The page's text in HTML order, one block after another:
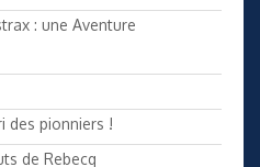
: une Aventure
des pionniers !
de Rebecq